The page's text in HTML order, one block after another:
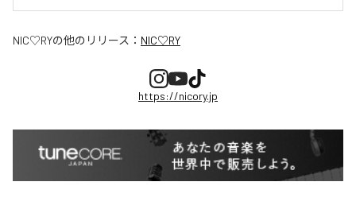
NIC♡RYの他のリリース： NIC♡RY
https://nicory.jp